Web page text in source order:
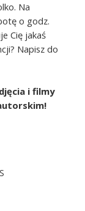
Na
o godz.
Cię jakaś
Napisz do
i filmy